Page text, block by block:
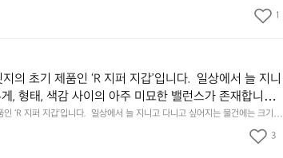
1
의 초기 제품인 ‘R 지퍼 지갑’입니다.  일상에서 늘 지니
, 형태, 색감 사이의 아주 미묘한 밸런스가 존재합니다.
장자리에 대충 걸쳐 놓아도 시야에 걸리적거리지 않는
형감에서 출발했습니다.  그중에서도 슬림함에 철저히
수납력을 해치치 않는 선에서, 가장 가볍고 얇게 설계했
‘R 지퍼 지갑’입니다.  일상에서 늘 지니고 다니고 싶어지는 물건에는 크기,
니다.  예를 들자면 일에 집중하느라 책상 위 가장자리에 대충 걸쳐 놓아도 시
감 없는 균형감에서 출발했습니다.  그중에서도 슬림함에 철저히 집착했습니
3